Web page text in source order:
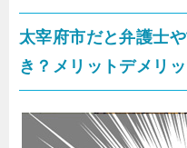
太宰府市だと弁護士
き？メリットデメリッ